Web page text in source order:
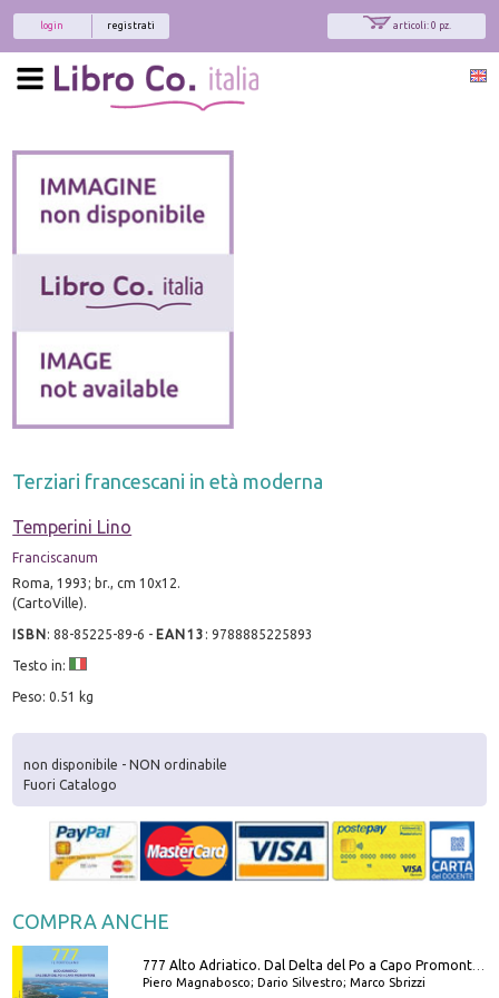
articoli: 0 pz.
registrati
login
Terziari francescani in età moderna
Temperini Lino
Franciscanum
Roma, 1993; br., cm 10x12.
(CartoVille).
ISBN:88-85225-89-6 - EAN13 :9788885225893
Testo in:
Peso: 0.51 kg
non disponibile - NON ordinabile
Fuori Catalogo
COMPRA ANCHE
777 Alto Adriatico. Dal Delta del Po a Capo Promontore. Con QR Code
Piero Magnabosco; Dario Silvestro; Marco Sbrizzi